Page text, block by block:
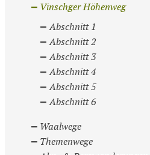
Vinschger Höhenweg
Abschnitt 1
Abschnitt 2
Abschnitt 3
Abschnitt 4
Abschnitt 5
Abschnitt 6
Waalwege
Themenwege